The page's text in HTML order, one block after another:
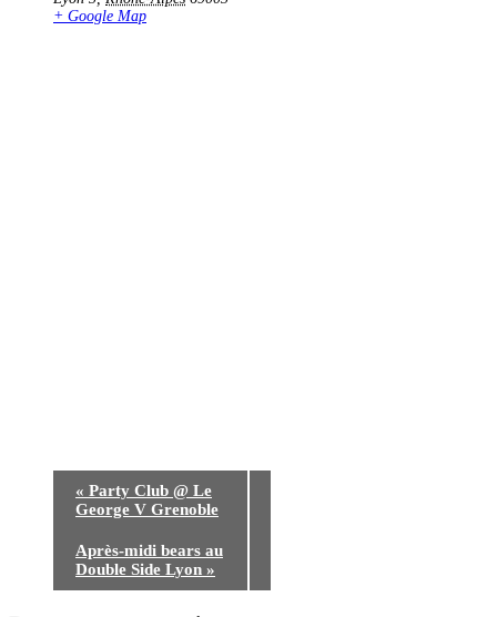
+ Google Map
« Party Club @ Le
George V Grenoble
Après-midi bears au
Double Side Lyon »